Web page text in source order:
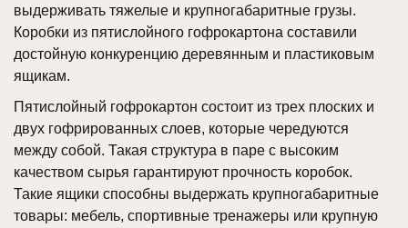
выдерживать тяжелые и крупногабаритные грузы.
Коробки из пятислойного гофрокартона составили
достойную конкуренцию деревянным и пластиковым
ящикам.
Пятислойный гофрокартон состоит из трех плоских и
двух гофрированных слоев, которые чередуются
между собой. Такая структура в паре с высоким
качеством сырья гарантируют прочность коробок.
Такие ящики способны выдержать крупногабаритные
товары: мебель, спортивные тренажеры или крупную